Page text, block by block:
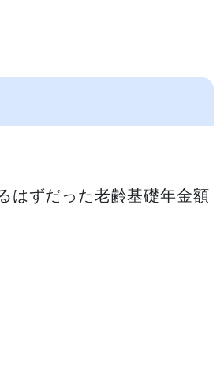
はずだった老齢基礎年金額